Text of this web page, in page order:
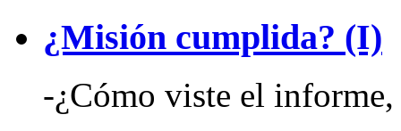
¿Misión cumplida? (I)
-¿Cómo viste el